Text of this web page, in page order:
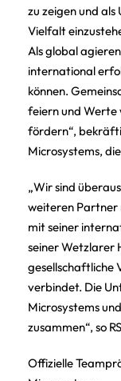
zu zeigen und
Vielfalt
Als global
international
können.
feiern und Werte
fördern“,
Microsystems,
„Wir sind
weiteren Partner
mit seiner
seiner Wetzlarer
gesellschaftliche
verbindet. Die
Microsystems
zusammen“, so
Offizielle